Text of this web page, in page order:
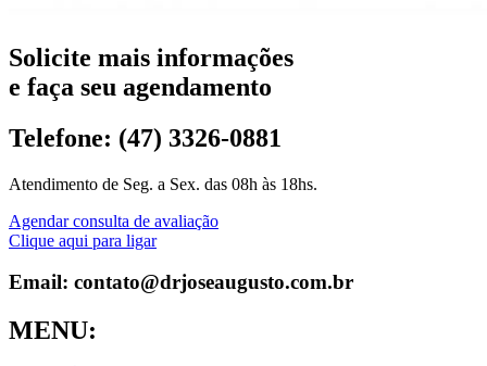
Solicite mais informações
e faça seu agendamento
Telefone: (47) 3326-0881
Atendimento de Seg. a Sex. das 08h às 18hs.
Agendar consulta de avaliação
Clique aqui para ligar
Email: contato@drjoseaugusto.com.br
MENU: